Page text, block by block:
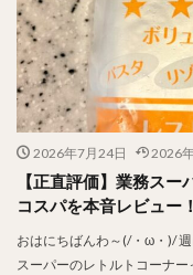
2026年7月24日 2026
【正直評価】業務ス
コスパを本音レビュー！
おはにちばんわ～(/・ω・)/
スーパーのレトルトコーナ